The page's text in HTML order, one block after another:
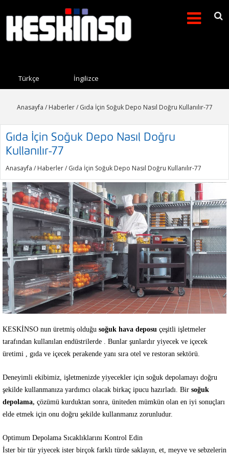
Arama formu
Türkçe İngilizce
Anasayfa / Haberler/ Gıda İçin Soğuk Depo Nasıl Doğru Kullanılır-77
Gıda İçin Soğuk Depo Nasıl Doğru
Kullanılır-77
Anasayfa / Haberler/ Gıda İçin Soğuk Depo Nasıl Doğru Kullanılır-77
KESKİNSO nun üretmiş olduğu soğuk hava deposu çeşitli işletmeler
tarafından kullanılan endüstrilerde . Bunlar şunlardır yiyecek ve içecek
üretimi , gıda ve içecek perakende yanı sıra otel ve restoran sektörü.
Deneyimli ekibimiz, işletmenizde yiyecekler için soğuk depolamayı doğru
şekilde kullanmanıza yardımcı olacak birkaç ipucu hazırladı. Bir soğuk
depolama, çözümü kurduktan sonra, üniteden mümkün olan en iyi sonuçları
elde etmek için onu doğru şekilde kullanmanız zorunludur.
Optimum Depolama Sıcaklıklarını Kontrol Edin
İster bir tür yiyecek ister birçok farklı türde saklayın, et, meyve ve sebzelerin